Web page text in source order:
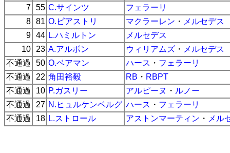
7 55 C.サインツ
フェラーリ
8 81 O.ピアストリ マクラーレン ・ メルセデス
9 44 L.ハミルトン
メルセデス
10
23 A.アルボン ウィリアムズ ・ メルセデス
不通過
50 O.ベアマン ハース ・ フェラーリ
不通過
22 角田裕毅 RB ・ RBPT
不通過
10 P.ガスリー アルピーヌ ・ ルノー
不通過
27 N.ヒュルケンベルグ ハース ・ フェラーリ
不通過
18 L.ストロール アストンマーティン ・ メル